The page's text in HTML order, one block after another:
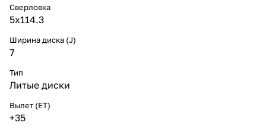
Сверловка
5х114.3
Ширина диска (J)
7
Тип
Литые диски
Вылет (ET)
+35